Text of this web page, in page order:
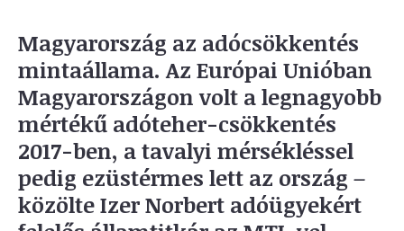
Magyarország az adócsökkentés
mintaállama. Az Európai Unióban
Magyarországon volt a legnagyobb
mértékű adóteher-csökkentés
2017-ben, a tavalyi mérsékléssel
pedig ezüstérmes lett az ország –
közölte Izer Norbert adóügyekért